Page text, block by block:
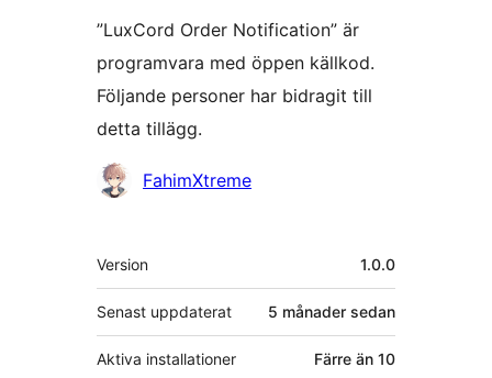
”LuxCord Order Notification” är
programvara med öppen källkod.
Följande personer har bidragit till
detta tillägg.
BidragandeFahimXtreme
Meta
Version 1.0.0
Senast uppdaterat 5 månader sedan
Aktiva installationer Färre än 10